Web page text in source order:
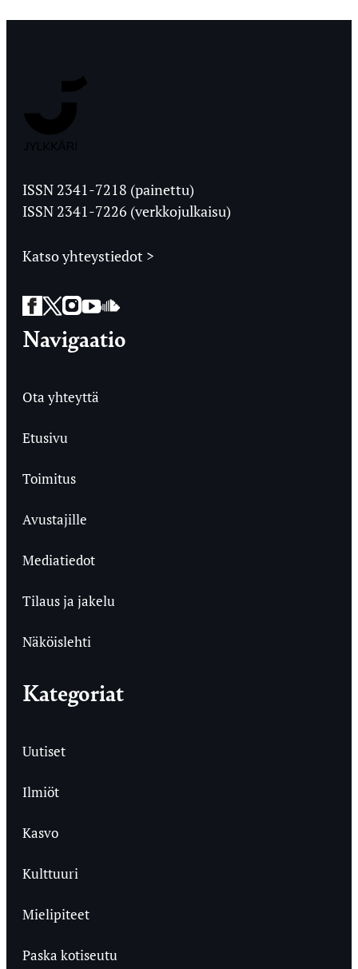
Ylioppilaslehti
ISSN 2341-7218 (painettu)
ISSN 2341-7226 (verkkojulkaisu)
Katso yhteystiedot >
Facebook
Twitter
Instagram
YouTube
SoundCloud
Navigaatio
Ota yhteyttä
Etusivu
Toimitus
Avustajille
Mediatiedot
Tilaus ja jakelu
Näköislehti
Kategoriat
Uutiset
Ilmiöt
Kasvo
Kulttuuri
Mielipiteet
Paska kotiseutu